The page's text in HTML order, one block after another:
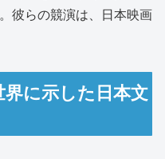
彼らの競演は、日本映画
に示した日本文